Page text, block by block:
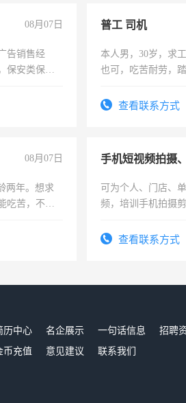
08月07日
告销售经
保安类保安
作经验
普工 司机
本人男，30岁，求
也可，吃苦耐劳，
查看联系方式
08月07日
两年。想求
吃苦，不怕
可为个人、门店、
频，培训手机拍摄
频，培训手机拍摄
查看联系方式
历中心 名企展示 一句话信息 招聘
币充值 意见建议 联系我们